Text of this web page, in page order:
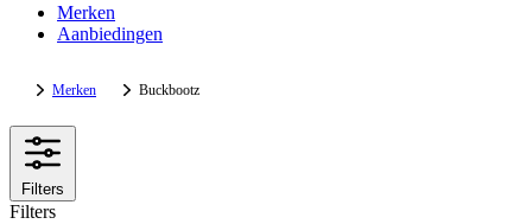
Merken
Aanbiedingen
Merken Buckbootz
Filters
Filters